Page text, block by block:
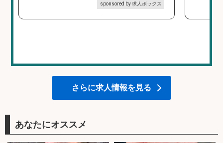
sponsored by 求人ボックス
さらに求人情報を見る
あなたにオススメ